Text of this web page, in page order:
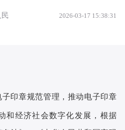
2026-03-17 15:38:31
印章规范管理，推动电子印章
和经济社会数字化发展，根据